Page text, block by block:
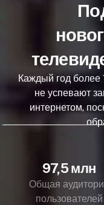
Каждый год более
не успевают
интернетом,
97,5 млн
Общая
пользователей